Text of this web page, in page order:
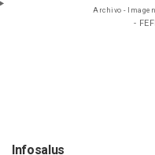
Archivo -
-
Infosalus